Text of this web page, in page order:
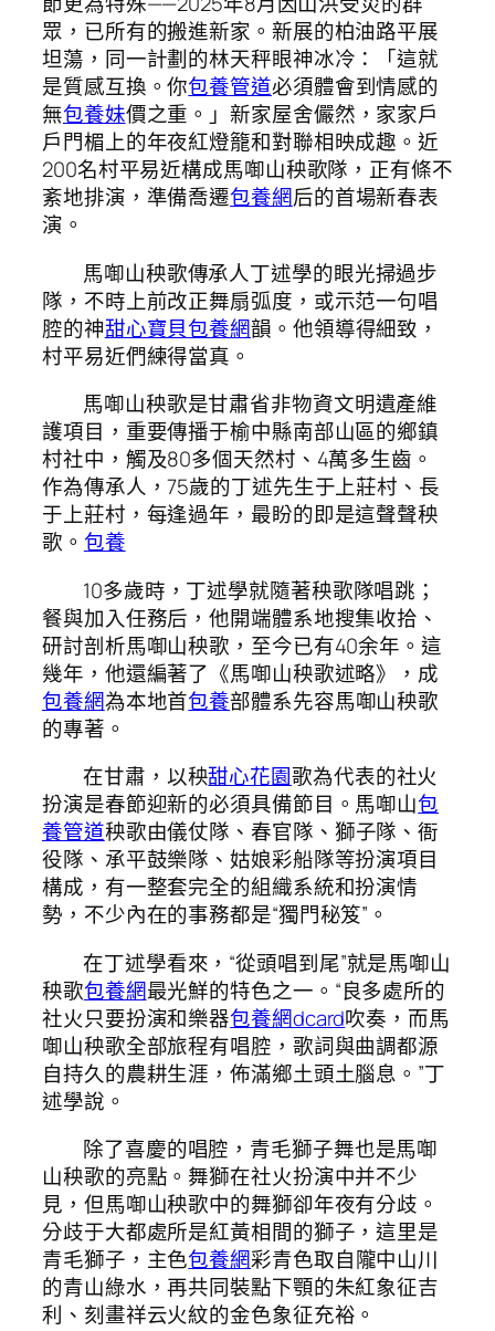
眾，已所有的搬進新家。新展的柏油路平展
坦蕩，同一計劃的林天秤眼神冰冷：「這就
是質感互換。你包養管道必須體會到情感的
無包養妹價之重。」新家屋舍儼然，家家戶
戶門楣上的年夜紅燈籠和對聯相映成趣。近
200名村平易近構成馬啣山秧歌隊，正有條不
紊地排演，準備喬遷包養網后的首場新春表
演。
馬啣山秧歌傳承人丁述學的眼光掃過步
隊，不時上前改正舞扇弧度，或示范一句唱
腔的神甜心寶貝包養網韻。他領導得細致，
村平易近們練得當真。
馬啣山秧歌是甘肅省非物資文明遺產維
護項目，重要傳播于榆中縣南部山區的鄉鎮
村社中，觸及80多個天然村、4萬多生齒。
作為傳承人，75歲的丁述先生于上莊村、長
于上莊村，每逢過年，最盼的即是這聲聲秧
歌。 包養
10多歲時，丁述學就隨著秧歌隊唱跳；
餐與加入任務后，他開端體系地搜集收拾、
研討剖析馬啣山秧歌，至今已有40余年。這
幾年，他還編著了《馬啣山秧歌述略》，成
包養網為本地首包養部體系先容馬啣山秧歌
的專著。
在甘肅，以秧甜心花園歌為代表的社火
扮演是春節迎新的必須具備節目。馬啣山包
養管道秧歌由儀仗隊、春官隊、獅子隊、衙
役隊、承平鼓樂隊、姑娘彩船隊等扮演項目
構成，有一整套完全的組織系統和扮演情
勢，不少內在的事務都是“獨門秘笈”。
在丁述學看來，“從頭唱到尾”就是馬啣山
秧歌包養網最光鮮的特色之一。“良多處所的
社火只要扮演和樂器包養網dcard吹奏，而馬
啣山秧歌全部旅程有唱腔，歌詞與曲調都源
自持久的農耕生涯，佈滿鄉土頭土腦息。”丁
述學說。
除了喜慶的唱腔，青毛獅子舞也是馬啣
山秧歌的亮點。舞獅在社火扮演中并不少
見，但馬啣山秧歌中的舞獅卻年夜有分歧。
分歧于大都處所是紅黃相間的獅子，這里是
青毛獅子，主色包養網彩青色取自隴中山川
的青山綠水，再共同裝點下顎的朱紅象征吉
利、刻畫祥云火紋的金色象征充裕。